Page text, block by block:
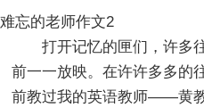
难忘的老师作文2
打开记忆的匣们，许多
前一一放映。在许许多多的
前教过我的英语教师——黄教